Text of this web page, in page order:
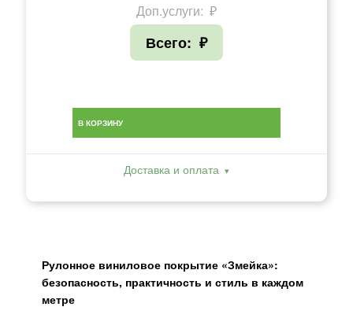
Доп.услуги: ₽
Всего: ₽
В КОРЗИНУ
Доставка и оплата
Рулонное виниловое покрытие «Змейка»:
безопасность, практичность и стиль в каждом
метре